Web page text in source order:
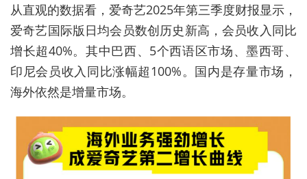
从直观的数据看，爱奇艺2025年第三季度财报显示，
爱奇艺国际版日均会员数创历史新高，会员收入同比
增长超40%。其中巴西、5个西语区市场、墨西哥、
印尼会员收入同比涨幅超100%。国内是存量市场，
海外依然是增量市场。